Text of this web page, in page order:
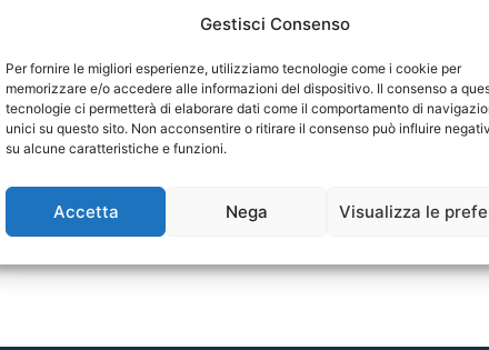
Gestisci Consenso
Per fornire le migliori esperienze, utilizziamo tecnologie come i cookie per
memorizzare e/o accedere alle informazioni del dispositivo. Il consenso a
tecnologie ci permetterà di elaborare dati come il comportamento di
unici su questo sito. Non acconsentire o ritirare il consenso può influire
su alcune caratteristiche e funzioni.
Accetta Nega Visualizza le
dei miei dati da parte del sito web secondo le